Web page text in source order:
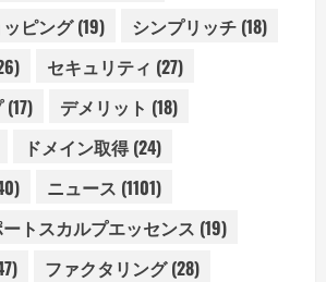
ピング(19) シンプリッチ (18)
セキュリティ (27)
(17) デメリット (18)
ドメイン取得(24)
ニュース (1101)
トスカルプエッセンス (19)
ファクタリング(28)